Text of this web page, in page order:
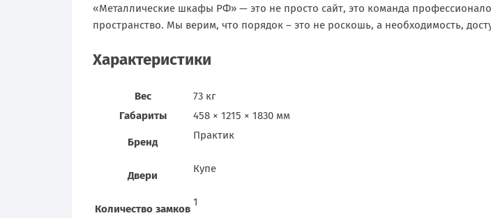
«Металлические шкафы РФ» — это не просто сайт, это команда
пространство. Мы верим, что порядок – это не роскошь, а необходимость,
Характеристики
Вес
73 кг
Габариты
458 × 1215 × 1830 мм
Бренд
Практик
Двери
Купе
Количество замков
1